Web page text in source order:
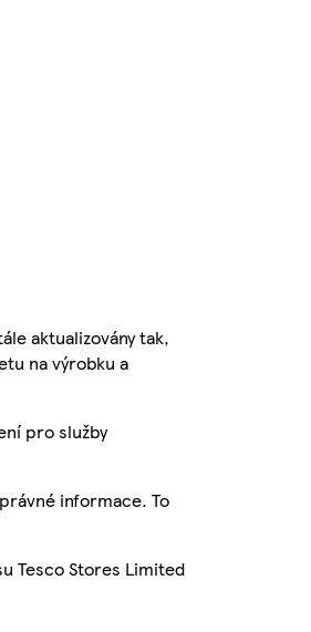
aktualizovány tak,
na výrobku a
pro služby
informace. To
Tesco Stores Limited